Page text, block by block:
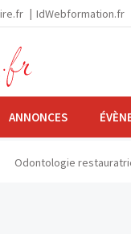
IdWebformation.fr
ANNONCES
Odontologie